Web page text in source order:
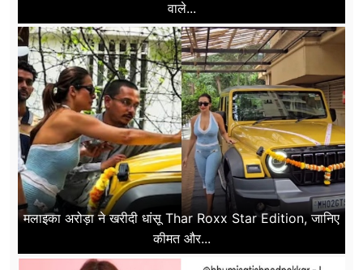
वाले...
मलाइका अरोड़ा ने खरीदी धांसू Thar Roxx Star Edition, जानिए
कीमत और...